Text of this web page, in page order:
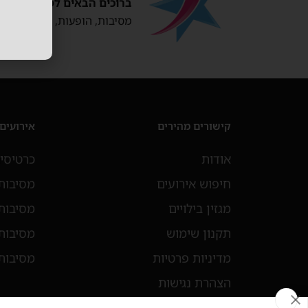
מסיבות, הופעות, חיי לילה,
קישורים מהירים
אודות
חיפוש אירועים
מגזין בילויים
תקנון שימוש
מדיניות פרטיות
הצהרת נגישות
אירועים
מסיבות
מסיבות